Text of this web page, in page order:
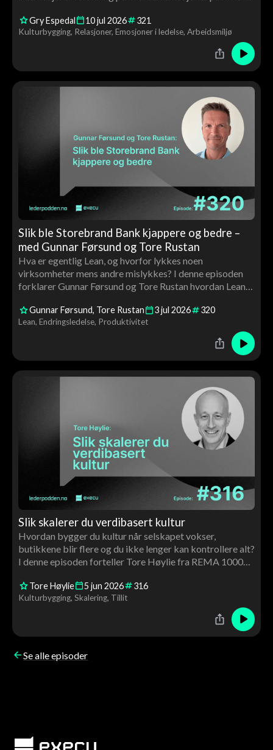
hvorfor verdiarbeid handler om langt mer enn ord på
veggen.
Gry Espedal 10jul 2026 321
Kulturbygging Relasjoner Emosjoner i ledelse Arbeidsmiljø
Slik ble Storebrand Bank kjappere og bedre –
med Gunnar Førsund og Tore Rustan
Hva er egentlig Lean, og hvorfor lykkes noen
virksomheter mens andre mislykkes? I denne episoden
forklarer Gunnar Førsund og Tore Rustan hvordan Lean
verdiskaping gjennom medarbeiderinvolvering, ledelse
og kontinuerlig forbedring.
Gunnar Førsund Tore Rustan 3jul 2026 320
Lean Endringsledelse Produktivitet
Slik skalerer du verdibasert kultur
Hvordan bygger du kultur når selskapet vokser,
butikkene blir flere og du ikke lenger kan kontrollere alt?
I denne episoden forteller Tore Høylie fra REMA 1000
struktur for å skalere kultur i stor skala. Samtalen handler
også om franchising, lederutvikling, AI og hvorfor
Harvard Business School bruker REMA som case.
Tore Høylie 5 jun 2026 316
Kulturbygging Skalering Tillit
Se alle episoder